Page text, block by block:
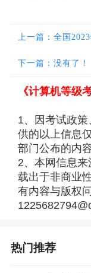
上一篇：全国
下一篇：没有了！
《计算机等级
1、因考试政
供的以上信息
部门公布的内
2、本网信息
载出于非商业
有内容与版权
热门推荐